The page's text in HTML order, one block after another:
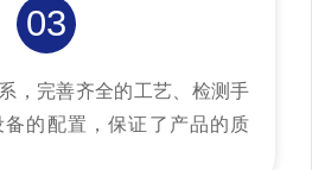
03
，完善齐全的工艺、检测手
的配置，保证了产品的质